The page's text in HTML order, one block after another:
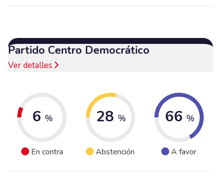
Partido Centro Democrático
Ver detalles
6 %
En contra
28 %
Abstención
66 %
A favor